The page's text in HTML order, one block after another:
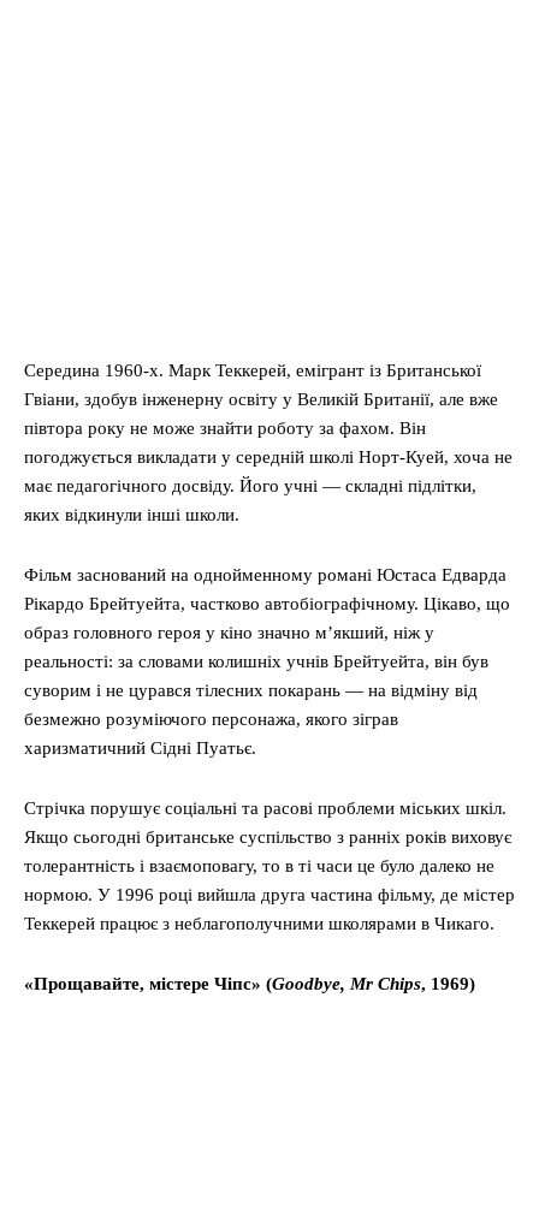
Середина 1960-х. Марк Теккерей, емігрант із Британської
Гвіани, здобув інженерну освіту у Великій Британії, але вже
півтора року не може знайти роботу за фахом. Він
погоджується викладати у середній школі Норт-Куей, хоча не
має педагогічного досвіду. Його учні — складні підлітки,
яких відкинули інші школи.
Фільм заснований на однойменному романі Юстаса Едварда
Рікардо Брейтуейта, частково автобіографічному. Цікаво, що
образ головного героя у кіно значно м’якший, ніж у
реальності: за словами колишніх учнів Брейтуейта, він був
суворим і не цурався тілесних покарань — на відміну від
безмежно розуміючого персонажа, якого зіграв
харизматичний Сідні Пуатьє.
Стрічка порушує соціальні та расові проблеми міських шкіл.
Якщо сьогодні британське суспільство з ранніх років виховує
толерантність і взаємоповагу, то в ті часи це було далеко не
нормою. У 1996 році вийшла друга частина фільму, де містер
Теккерей працює з неблагополучними школярами в Чикаго.
«Прощавайте, містере Чіпс» (Goodbye, Mr Chips, 1969)